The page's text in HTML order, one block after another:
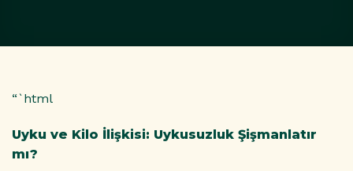
“`html
Uyku ve Kilo İlişkisi: Uykusuzluk Şişmanlatır
mı?